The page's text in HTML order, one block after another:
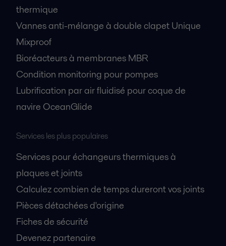
thermique
Vannes anti-mélange à double clapet Unique
Mixproof
Bioréacteurs à membranes MBR
Condition monitoring pour pompes
Lubrification par air fluidisé pour coque de
navire OceanGlide
Services les plus populaires
Services pour échangeurs thermiques à
plaques et joints
Calculez combien de temps dureront vos joints
Pièces détachées d'origine
Fiches de sécurité
Devenez partenaire